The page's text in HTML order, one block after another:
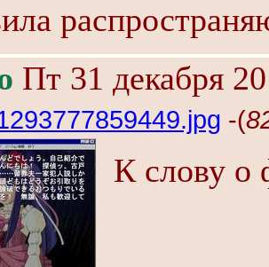
Пт 31 декабря
-(
К слову о